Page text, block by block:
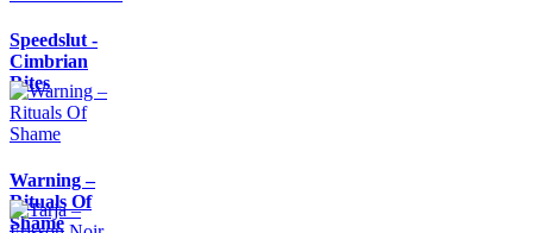
Speedslut -
Cimbrian
Rites
Warning –
Rituals Of
Shame